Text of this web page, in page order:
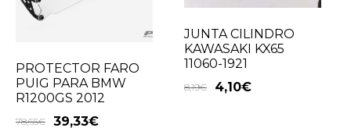
PROTECTOR FARO
PUIG PARA BMW
R1200GS 2012
78,65€ 39,33€
JUNTA CILINDRO
KAWASAKI KX65
11060-1921
8,19€ 4,10€